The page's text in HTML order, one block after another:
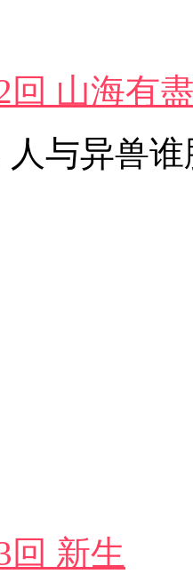
回 山海有
人与异兽
回 新生